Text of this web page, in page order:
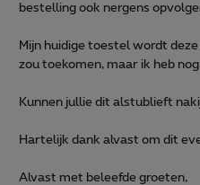
bestelling ook nergens
Mijn huidige toestel wordt
zou toekomen, maar ik heb
Kunnen jullie dit alstublieft
Hartelijk dank alvast om dit
Alvast met beleefde groeten,